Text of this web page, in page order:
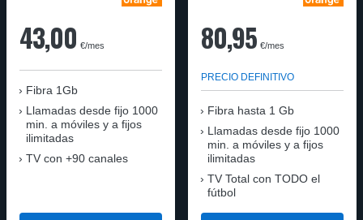
43,00 €/mes
Fibra 1Gb
Llamadas desde fijo 1000
min. a móviles y a fijos
ilimitadas
TV con +90 canales
80,95 €/mes
PRECIO DEFINITIVO
Fibra hasta 1 Gb
Llamadas desde fijo 1000
min. a móviles y a fijos
ilimitadas
TV Total con TODO el
fútbol